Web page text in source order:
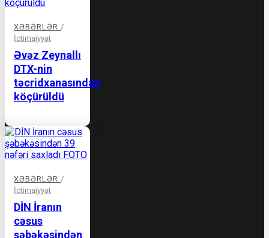
XƏBƏRLƏR /
İctimaiyyət
Əvəz Zeynallı
DTX-nin
təcridxanasından
köçürüldü
XƏBƏRLƏR /
İctimaiyyət
DİN İranın
cəsus
şəbəkəsindən